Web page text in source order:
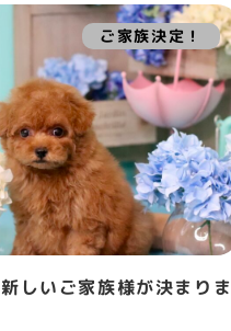
ご家族決定！
新しいご家族様が決まりま